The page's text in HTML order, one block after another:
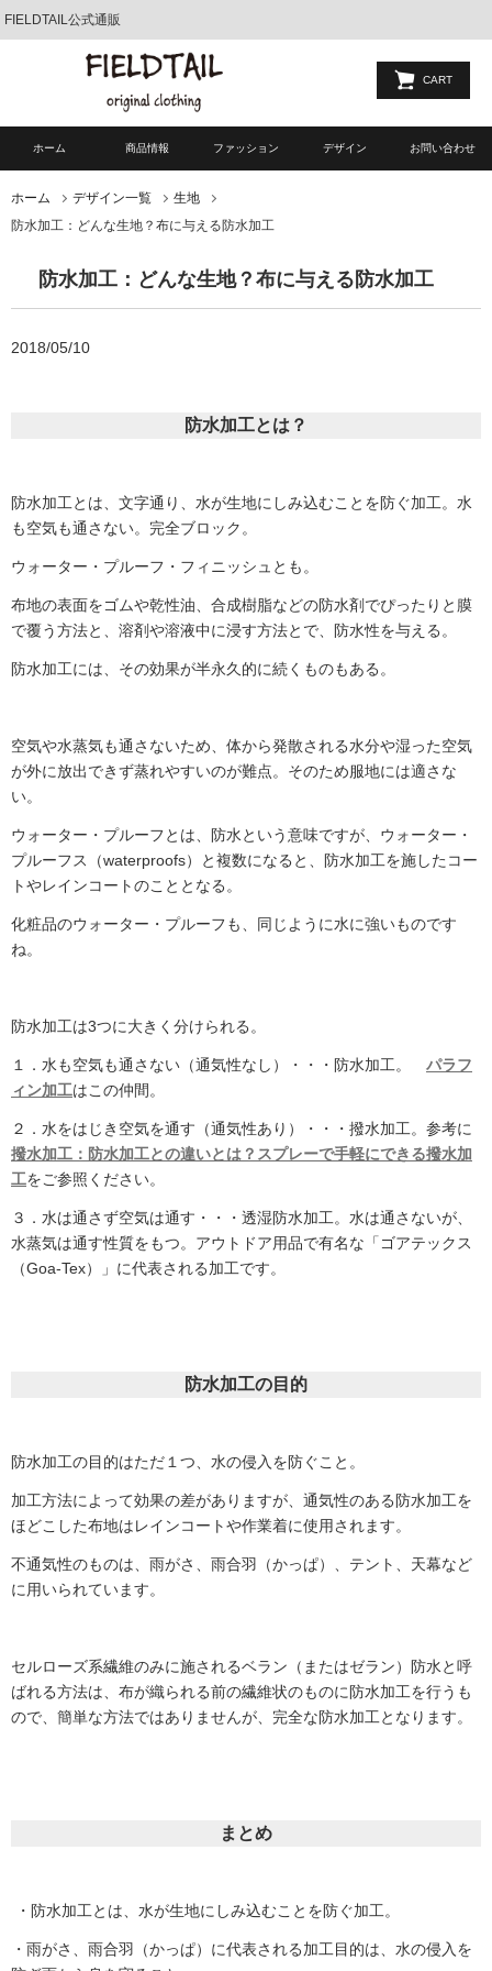
FIELDTAIL公式通販
CART
ホーム 商品情報 ファッション デザイン お問い合わせ
ホーム デザイン一覧
生地
防水加工：どんな生地？布に与える防水加工
防水加工：どんな生地？布に与える防水加工
2018/05/10
防水加工とは？
防水加工とは、文字通り、水が生地にしみ込むことを防ぐ加工。水
も空気も通さない。完全ブロック。
ウォーター・プルーフ・フィニッシュとも。
布地の表面をゴムや乾性油、合成樹脂などの防水剤でぴったりと膜
で覆う方法と、溶剤や溶液中に浸す方法とで、防水性を与える。
防水加工には、その効果が半永久的に続くものもある。
空気や水蒸気も通さないため、体から発散される水分や湿った空気
が外に放出できず蒸れやすいのが難点。そのため服地には適さな
い。
ウォーター・プルーフとは、防水という意味ですが、ウォーター・
プルーフス（waterproofs）と複数になると、防水加工を施したコー
トやレインコートのこととなる。
化粧品のウォーター・プルーフも、同じように水に強いものです
ね。
防水加工は3つに大きく分けられる。
１．水も空気も通さない（通気性なし）・・・防水加工。 パラフ
ィン加工はこの仲間。
２．水をはじき空気を通す（通気性あり）・・・撥水加工。参考に
撥水加工：防水加工との違いとは？スプレーで手軽にできる撥水加
工をご参照ください。
３．水は通さず空気は通す・・・透湿防水加工。水は通さないが、
水蒸気は通す性質をもつ。アウトドア用品で有名な「ゴアテックス
（Goa-Tex）」に代表される加工です。
防水加工の目的
防水加工の目的はただ１つ、水の侵入を防ぐこと。
加工方法によって効果の差がありますが、通気性のある防水加工を
ほどこした布地はレインコートや作業着に使用されます。
不通気性のものは、雨がさ、雨合羽（かっぱ）、テント、天幕など
に用いられています。
セルローズ系繊維のみに施されるベラン（またはゼラン）防水と呼
ばれる方法は、布が織られる前の繊維状のものに防水加工を行うも
ので、簡単な方法ではありませんが、完全な防水加工となります。
まとめ
・防水加工とは、水が生地にしみ込むことを防ぐ加工。
・雨がさ、雨合羽（かっぱ）に代表される加工目的は、水の侵入を